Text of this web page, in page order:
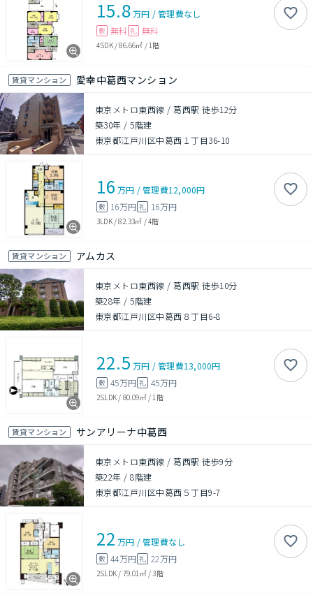
15.8万円 /管理費なし
敷 無料 礼 無料
4SDK/86.66㎡ / 1階
賃貸マンション 愛幸中葛西マンション
東京メトロ東西線 / 葛西駅 徒歩12分
築30年 /5階建
東京都江戸川区中葛西１丁目36-10
16 万円 /管理費12,000円
敷 16万円 礼 16万円
3LDK/82.33㎡ /4階
賃貸マンション アムカス
東京メトロ東西線 / 葛西駅 徒歩10分
築28年 /5階建
東京都江戸川区中葛西８丁目6-8
22.5 万円 /管理費13,000円
敷 45万円 礼 45万円
2SLDK / 80.09㎡/ 1階
賃貸マンション サンアリーナ中葛西
東京メトロ東西線 / 葛西駅 徒歩9分
築22年 /8階建
東京都江戸川区中葛西５丁目9-7
22 万円 /管理費なし
敷 44万円 礼 22万円
2SLDK / 79.01㎡/3階